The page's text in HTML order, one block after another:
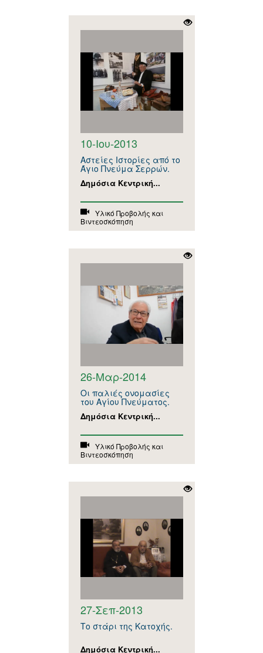
10-Ιου-2013
Αστείες Ιστορίες από το
Άγιο Πνεύμα Σερρών.
Δημόσια Κεντρική...
Υλικό Προβολής και
Βιντεοσκόπηση
26-Μαρ-2014
Οι παλιές ονομασίες
του Αγίου Πνεύματος.
Δημόσια Κεντρική...
Υλικό Προβολής και
Βιντεοσκόπηση
27-Σεπ-2013
Το στάρι της Κατοχής.
Δημόσια Κεντρική...